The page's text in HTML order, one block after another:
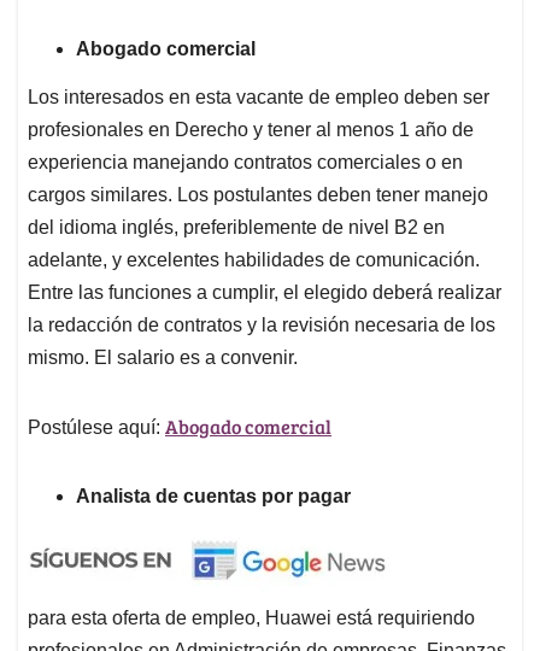
Abogado comercial
Los interesados en esta vacante de empleo deben ser
profesionales en Derecho y tener al menos 1 año de
experiencia manejando contratos comerciales o en
cargos similares. Los postulantes deben tener manejo
del idioma inglés, preferiblemente de nivel B2 en
adelante, y excelentes habilidades de comunicación.
Entre las funciones a cumplir, el elegido deberá realizar
la redacción de contratos y la revisión necesaria de los
mismo. El salario es a convenir.
Postúlese aquí: Abogado comercial
Analista de cuentas por pagar
para esta oferta de empleo, Huawei está requiriendo